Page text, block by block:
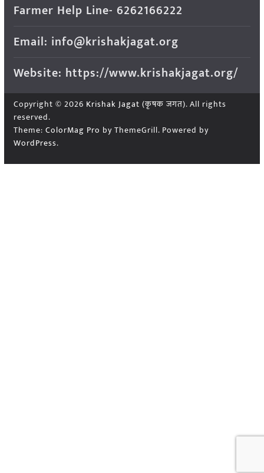
Farmer Help Line- 6262166222
Email: info@krishakjagat.org
Website: https://www.krishakjagat.org/
Copyright © 2026 Krishak Jagat (कृषक जगत). All rights
reserved.
Theme: ColorMag Pro by ThemeGrill. Powered by
WordPress.